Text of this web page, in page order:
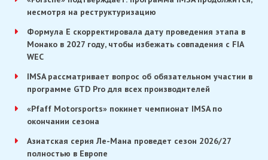
несмотря на реструктуризацию
Формула E скорректировала дату проведения этапа в
Монако в 2027 году, чтобы избежать совпадения с FIA
WEC
IMSA рассматривает вопрос об обязательном участии в
программе GTD Pro для всех производителей
«Pfaff Motorsports» покинет чемпионат IMSA по
окончании сезона
Азиатская серия Ле-Мана проведет сезон 2026/27
полностью в Европе